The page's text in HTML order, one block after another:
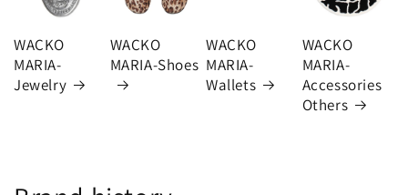
WACKO
MARIA-
Jewelry
WACKO
MARIA-Shoes
WACKO
MARIA-
Wallets
WACKO
MARIA-
Accessories
Others